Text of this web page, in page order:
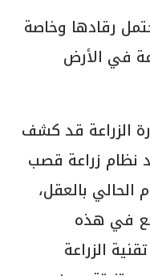
رقادها وخاصة
في الأرض
الزراعة قد كشف
نظام زراعة قصب
الحالي بالعقل،
للتوسع في هذه
الزراعة